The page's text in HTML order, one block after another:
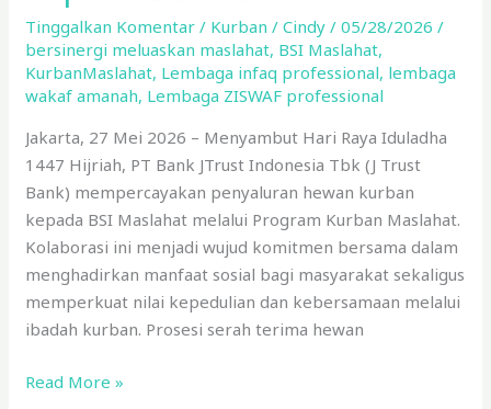
Tinggalkan Komentar / Kurban /Cindy/05/28/2026/
bersinergi meluaskan maslahat, BSI Maslahat,
KurbanMaslahat, Lembaga infaq professional, lembaga
wakaf amanah, Lembaga ZISWAF professional
Jakarta, 27 Mei 2026 – Menyambut Hari Raya Iduladha
1447 Hijriah, PT Bank JTrust Indonesia Tbk (J Trust
Bank) mempercayakan penyaluran hewan kurban
kepada BSI Maslahat melalui Program Kurban Maslahat.
Kolaborasi ini menjadi wujud komitmen bersama dalam
menghadirkan manfaat sosial bagi masyarakat sekaligus
memperkuat nilai kepedulian dan kebersamaan melalui
ibadah kurban. Prosesi serah terima hewan
Read More »